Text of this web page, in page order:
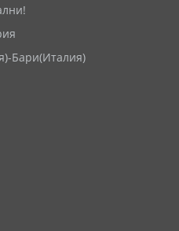
Бари(Италия)